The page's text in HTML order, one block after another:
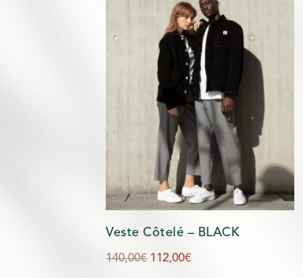
Veste Côtelé – BLACK
140,00€ Le
112,00€Le